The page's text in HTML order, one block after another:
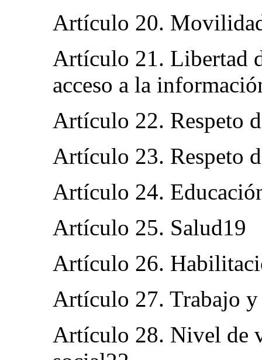
Artículo 20.
Artículo 21. Libertad
acceso a la
Artículo 22. Respeto
Artículo 23. Respeto
Artículo 24.
Artículo 25. Salud19
Artículo 26.
Artículo 27. Trabajo y
Artículo 28. Nivel de